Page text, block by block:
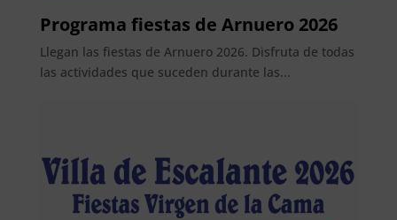
Programa fiestas de Arnuero 2026
Llegan las fiestas de Arnuero 2026. Disfruta de todas
las actividades que suceden durante las...